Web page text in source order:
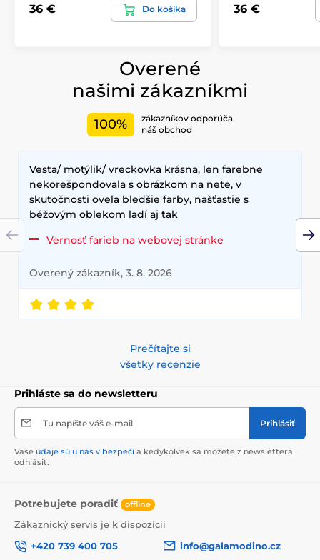
36 € Do košíka 36 €
Overené
našimi zákazníkmi
100%
zákazníkov odporúča
náš obchod
Vesta/ motýlik/ vreckovka krásna, len farebne
nekorešpondovala s obrázkom na nete, v
skutočnosti oveľa bledšie farby, našťastie s
béžovým oblekom ladí aj tak
Vernosť farieb na webovej stránke
Overený zákazník, 3. 8. 2026
Prečítajte si
všetky recenzie
Prihláste sa do newsletteru
Tu napíšte váš e-mail Prihlásiť
Vaše údaje sú u nás v bezpečí a kedykoľvek sa môžete z newslettera
odhlásiť.
Potrebujete poradiť offline
Zákaznický servis je k dispozícii
+420 739 400 705
info@galamodino.cz